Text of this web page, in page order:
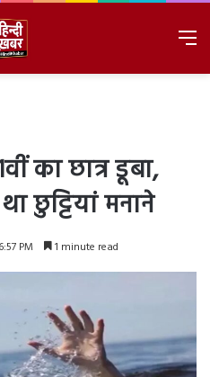
का छात्र डूबा,
छुट्टियां मनाने
PM 1 minute read